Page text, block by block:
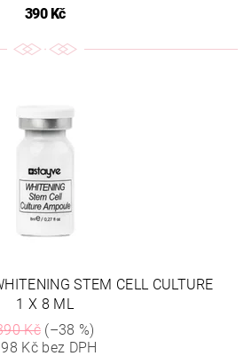
390 Kč
STEM CELL CULTURE
1 X 8 ML
Kč(–38 %)
Kč bez DPH